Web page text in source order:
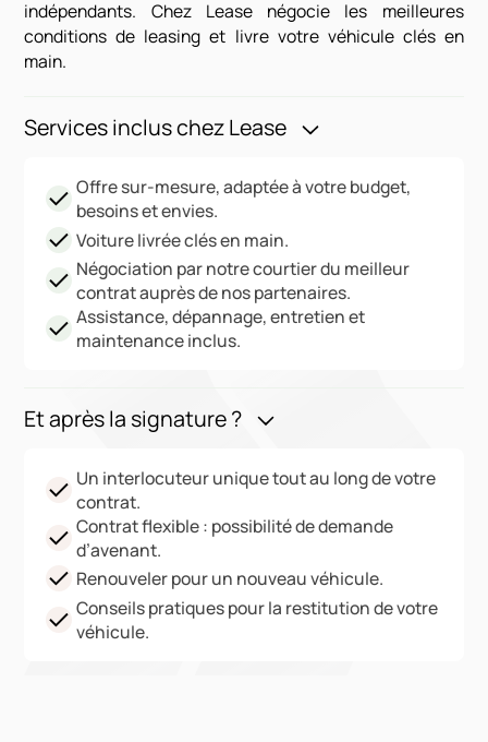
indépendants. Chez Lease négocie les meilleures
conditions de leasing et livre votre véhicule clés en
main.
Services inclus chez Lease
Offre sur-mesure, adaptée à votre budget,
besoins et envies.
Voiture livrée clés en main.
Négociation par notre courtier du meilleur
contrat auprès de nos partenaires.
Assistance, dépannage, entretien et
maintenance inclus.
Et après la signature ?
Un interlocuteur unique tout au long de votre
contrat.
Contrat flexible : possibilité de demande
d’avenant.
Renouveler pour un nouveau véhicule.
Conseils pratiques pour la restitution de votre
véhicule.